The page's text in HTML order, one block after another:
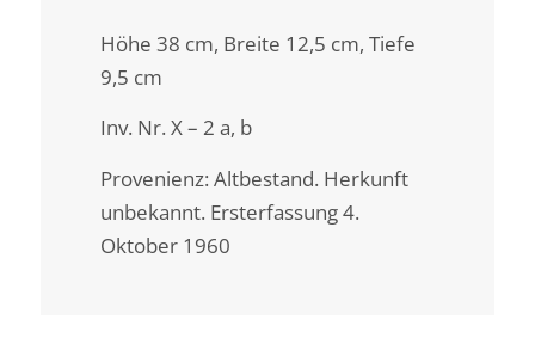
Höhe 38 cm, Breite 12,5 cm, Tiefe
9,5 cm
Inv. Nr. X – 2 a, b
Provenienz: Altbestand. Herkunft
unbekannt. Ersterfassung 4.
Oktober 1960